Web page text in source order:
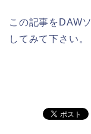
この記事をDAW
してみて下さい。